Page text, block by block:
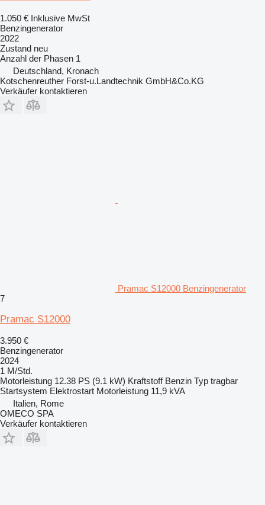
1.050 € Inklusive MwSt
Benzingenerator
2022
Zustand neu
Anzahl der Phasen 1
Deutschland, Kronach
Kotschenreuther Forst-u.Landtechnik GmbH&Co.KG
Verkäufer kontaktieren
Pramac S12000 Benzingenerator
7
Pramac S12000
3.950 €
Benzingenerator
2024
1 M/Std.
Motorleistung 12.38 PS (9.1 kW) Kraftstoff Benzin Typ tragbar
Startsystem Elektrostart Motorleistung 11,9 kVA
Italien, Rome
OMECO SPA
Verkäufer kontaktieren